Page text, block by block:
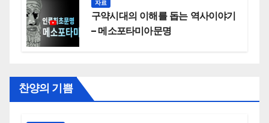
자료
구약시대의 이해를 돕는 역사이야기
– 메소포타미아문명
찬양의 기쁨